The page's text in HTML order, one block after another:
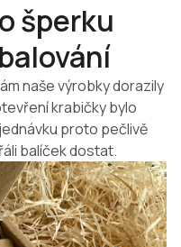
šperku
naše výrobky dorazily
krabičky bylo
proto pečlivě
balíček dostat.